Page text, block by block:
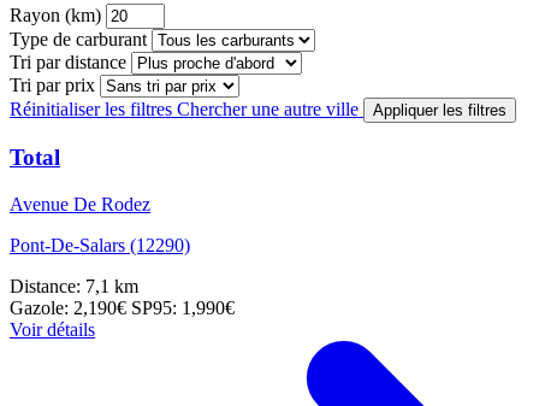
Rayon (km)
Type de carburant
Tri par distance
Tri par prix
Réinitialiser les filtres Chercher une autre ville Appliquer les filtres
Total
Avenue De Rodez
Pont-De-Salars (12290)
Distance: 7,1 km
Gazole: 2,190€ SP95: 1,990€
Voir détails